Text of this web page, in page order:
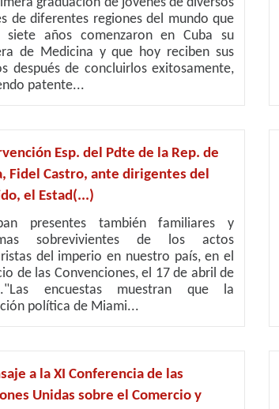
de diferentes regiones del mundo que
siete años comenzaron en Cuba su
de Medicina y que hoy reciben sus
después de concluirlos exitosamente,
patente...
Esp. del Pdte de la Rep. de
Fidel Castro, ante dirigentes del
el Estad(...)
presentes también familiares y
sobrevivientes de los actos
del imperio en nuestro país, en el
de las Convenciones, el 17 de abril de
encuestas muestran que la
política de Miami...
a la XI Conferencia de las
Unidas sobre el Comercio y